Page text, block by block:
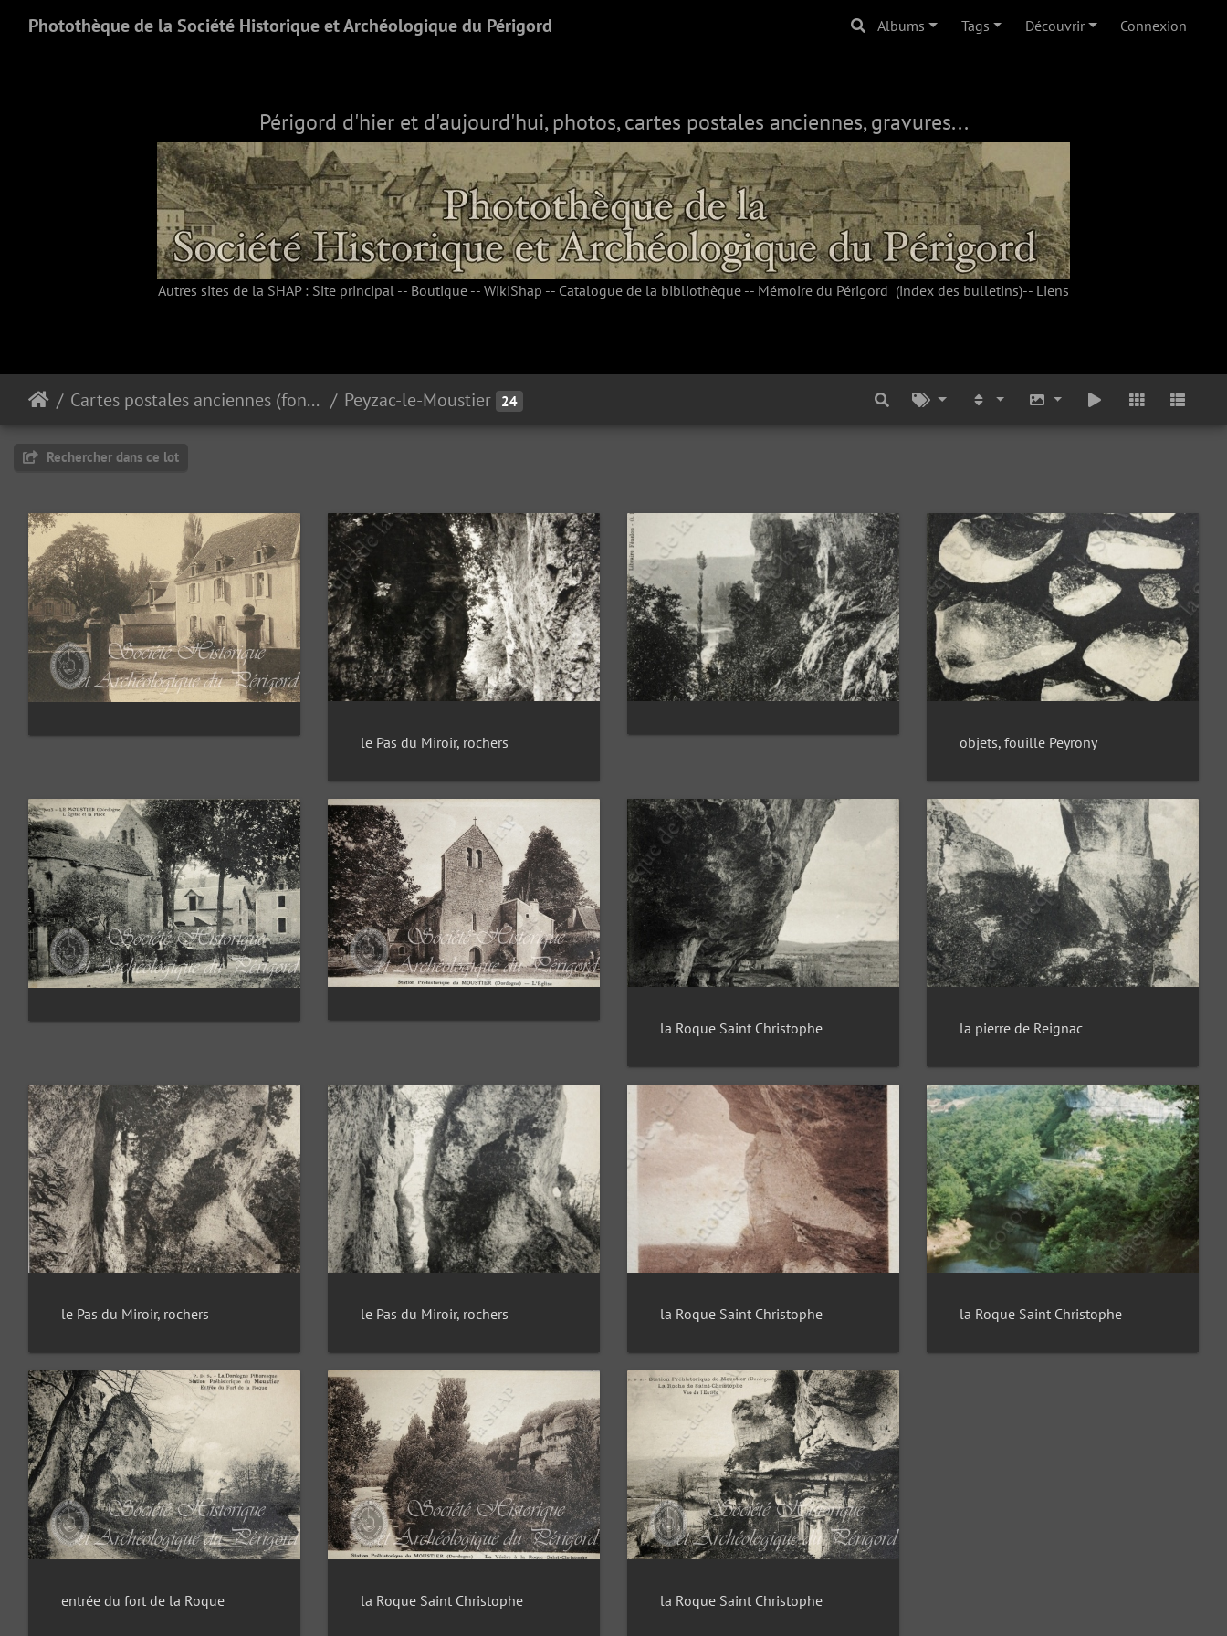
Photothèque de la Société Historique et Archéologique du Périgord Albums Tags Découvrir Connexion
Périgord d'hier et d'aujourd'hui, photos, cartes postales anciennes, gravures...
Autres sites de la SHAP : Site principal -- Boutique -- WikiShap -- Catalogue de la bibliothèque -- Mémoire du Périgord (index des bulletins)-- Liens
Cartes postales anciennes (fonds Pommarède) Peyzac-le-Moustier 24
Rechercher dans ce lot
le Pas du Miroir, rochers objets, fouille Peyrony
la Roque Saint Christophe la pierre de Reignac
le Pas du Miroir, rochers le Pas du Miroir, rochers la Roque Saint Christophe la Roque Saint Christophe
entrée du fort de la Roque la Roque Saint Christophe la Roque Saint Christophe